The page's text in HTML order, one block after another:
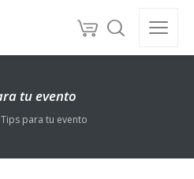
tu evento
Tips para tu evento